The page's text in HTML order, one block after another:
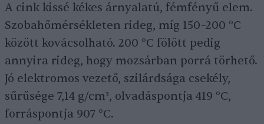
A cink kissé kékes árnyalatú, fémfényű elem.
Szobahőmérsékleten rideg, míg 150–200 °C
között kovácsolható. 200 °C fölött pedig
annyira rideg, hogy mozsárban porrá törhető.
Jó elektromos vezető, szilárdsága csekély,
sűrűsége 7,14 g/cm³, olvadáspontja 419 °C,
forráspontja 907 °C.